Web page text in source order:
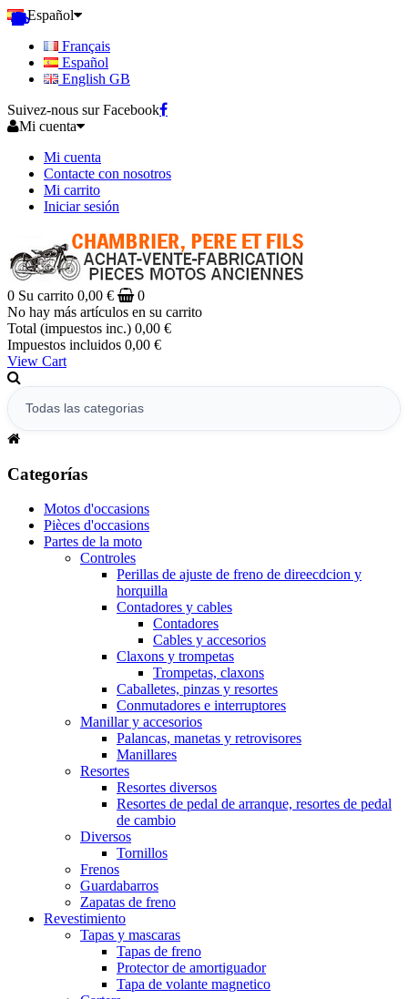
Español
Français
Español
English GB
Suivez-nous sur Facebook
Mi cuenta
Mi cuenta
Contacte con nosotros
Mi carrito
Iniciar sesión
0 Su carrito 0,00 €
0
No hay más artículos en su carrito
Total (impuestos inc.) 0,00 €
Impuestos incluidos 0,00 €
View Cart
Categorías
Motos d'occasions
Pièces d'occasions
Partes de la moto
Controles
Perillas de ajuste de freno de direecdcion y
horquilla
Contadores y cables
Contadores
Cables y accesorios
Claxons y trompetas
Trompetas, claxons
Caballetes, pinzas y resortes
Conmutadores e interruptores
Manillar y accesorios
Palancas, manetas y retrovisores
Manillares
Resortes
Resortes diversos
Resortes de pedal de arranque, resortes de pedal
de cambio
Diversos
Tornillos
Frenos
Guardabarros
Zapatas de freno
Revestimiento
Tapas y mascaras
Tapas de freno
Protector de amortiguador
Tapa de volante magnetico